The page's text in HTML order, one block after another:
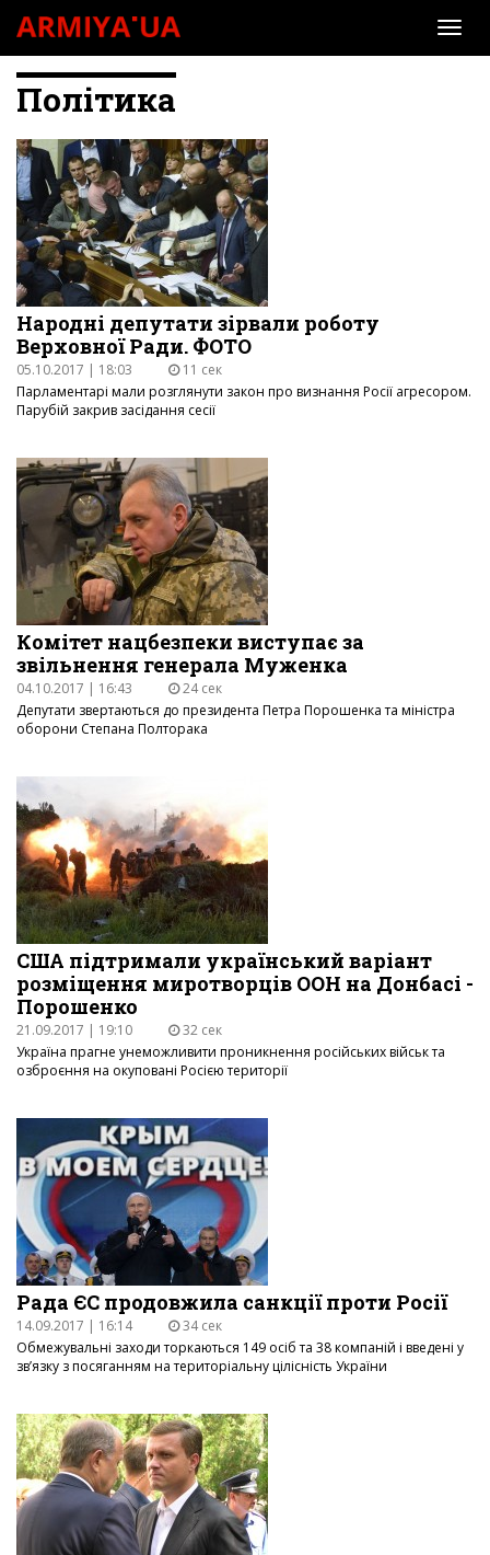
Політика
Народні депутати зірвали роботу
Верховної Ради. ФОТО
05.10.2017 | 18:03
11 сек
Парламентарі мали розглянути закон про визнання Росії агресором.
Парубій закрив засідання сесії
Комітет нацбезпеки виступає за
звільнення генерала Муженка
04.10.2017 | 16:43
24 сек
Депутати звертаються до президента Петра Порошенка та міністра
оборони Степана Полторака
США підтримали український варіант
розміщення миротворців ООН на Донбасі -
Порошенко
21.09.2017 | 19:10
32 сек
Україна прагне унеможливити проникнення російських військ та
озброєння на окуповані Росією території
Рада ЄС продовжила санкції проти Росії
14.09.2017 | 16:14
34 сек
Обмежувальні заходи торкаються 149 осіб та 38 компаній і введені у
зв’язку з посяганням на територіальну цілісність України